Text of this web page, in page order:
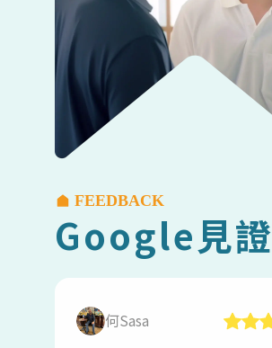
FEEDBACK
Google見證
何Sasa